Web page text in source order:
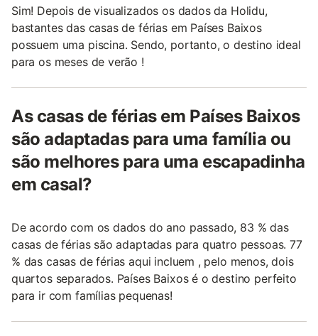
Sim! Depois de visualizados os dados da Holidu,
bastantes das casas de férias em Países Baixos
possuem uma piscina. Sendo, portanto, o destino ideal
para os meses de verão !
As casas de férias em Países Baixos
são adaptadas para uma família ou
são melhores para uma escapadinha
em casal?
De acordo com os dados do ano passado, 83 % das
casas de férias são adaptadas para quatro pessoas. 77
% das casas de férias aqui incluem , pelo menos, dois
quartos separados. Países Baixos é o destino perfeito
para ir com famílias pequenas!